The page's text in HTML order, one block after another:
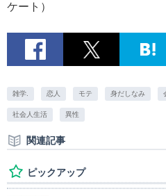
ケート）
雑学. 恋人 モテ 身だしなみ
社会人生活 異性
関連記事
ピックアップ